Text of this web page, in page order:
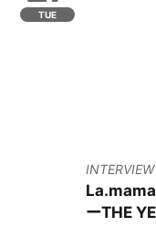
TUE
INTERVIEW
ーTHE